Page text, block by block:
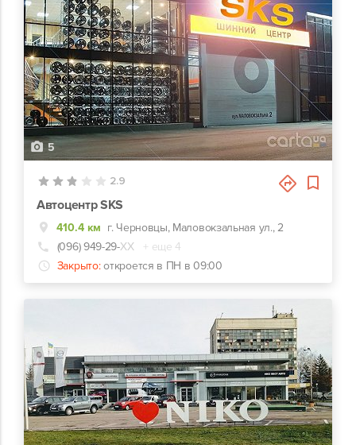
5
2.9
Автоцентр SKS
410.4 км г. Черновцы, Маловокзальная ул., 2
(096) 949-29-ХХ
+ еще 4
Закрыто: откроется в ПН в 09:00